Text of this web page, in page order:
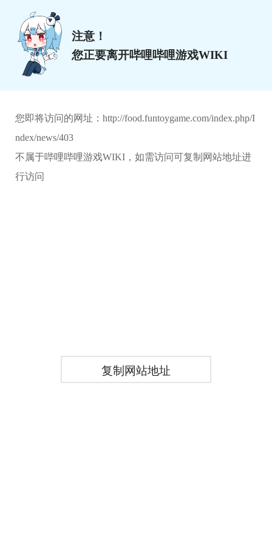
注意！
您正要离开哔哩哔哩游戏WIKI
您即将访问的网址： http://food.funtoygame.com/index.php/I
ndex/news/403
不属于哔哩哔哩游戏WIKI，如需访问可复制网站地址进
行访问
复制网站地址